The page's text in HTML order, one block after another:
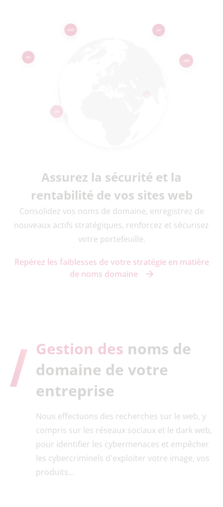
Assurez la sécurité et la
rentabilité de vos sites web
Consolidez vos noms de domaine, enregistrez de
nouveaux actifs stratégiques, renforcez et sécurisez
votre portefeuille.
Repérez les faiblesses de votre stratégie en matière
de noms domaine
Gestion des noms de
domaine de votre
entreprise
Nous effectuons des recherches sur le web, y
compris sur les réseaux sociaux et le dark web,
pour identifier les cybermenaces et empêcher
les cybercriminels d'exploiter votre image, vos
produits...